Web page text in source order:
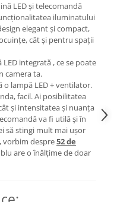
LED și telecomandă
iluminatului
elegant și compact,
cât și pentru spații
integrată , ce se poate
camera ta.
o lampă LED + ventilator.
facil. Ai posibilitatea
și intensitatea și nuanța
va fi utilă și în
să stingi mult mai ușor
vorbim despre52 de
are o înălțime de doar